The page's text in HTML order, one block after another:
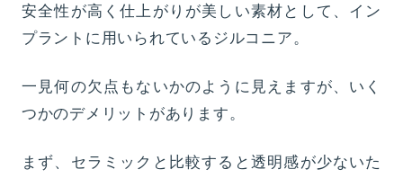
安全性が高く仕上がりが美しい素材として、イン
プラントに用いられているジルコニア。
一見何の欠点もないかのように見えますが、いく
つかのデメリットがあります。
まず、セラミックと比較すると透明感が少ないた